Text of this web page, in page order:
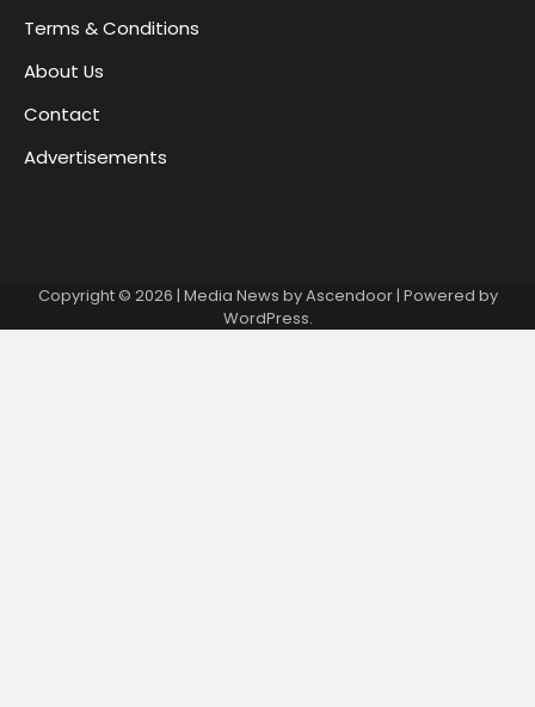
Terms & Conditions
About Us
Contact
Advertisements
Copyright © 2026 | Media News byAscendoor| Powered by
WordPress.